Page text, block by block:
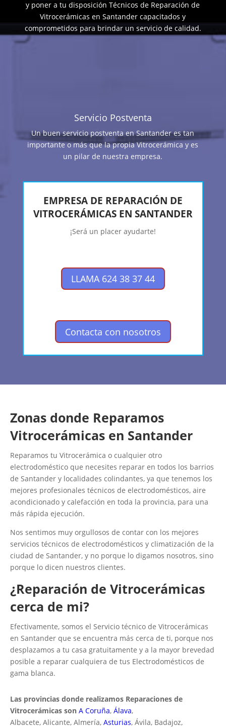
y poner a tu disposición Técnicos de Reparación de
Vitrocerámicas en Santander capacitados y
comprometidos para brindar un servicio de calidad.
Servicio Postventa
Un buen servicio postventa en Santander es tan
importante o más que la propia Vitrocerámica y es
un pilar de nuestra empresa.
EMPRESA DE REPARACIÓN DE
VITROCERÁMICAS EN SANTANDER
¡Será un placer ayudarte!
LLAMA 624 38 37 44
Contacta con nosotros
Zonas donde Reparamos
Vitrocerámicas en Santander
Reparamos tu Vitrocerámica o cualquier otro
electrodoméstico que necesites reparar en todos los barrios
de Santander y localidades colindantes, ya que tenemos los
mejores profesionales técnicos de electrodomésticos, aire
acondicionado y calefacción en toda la provincia, para una
más rápida ejecución.
Nos sentimos muy orgullosos de contar con los mejores
servicios técnicos de electrodomésticos y climatización de la
ciudad de Santander, y no porque lo digamos nosotros, sino
porque lo dicen nuestros clientes.
¿Reparación de Vitrocerámicas
cerca de mi?
Efectivamente, somos el Servicio técnico de Vitrocerámicas
en Santander que se encuentra más cerca de ti, porque nos
desplazamos a tu casa gratuitamente y a la mayor brevedad
posible a reparar cualquiera de tus Electrodomésticos de
gama blanca.
Las provincias donde realizamos Reparaciones de
Vitrocerámicas son A Coruña, Álava,
Albacete, Alicante, Almería, Asturias, Ávila, Badajoz,